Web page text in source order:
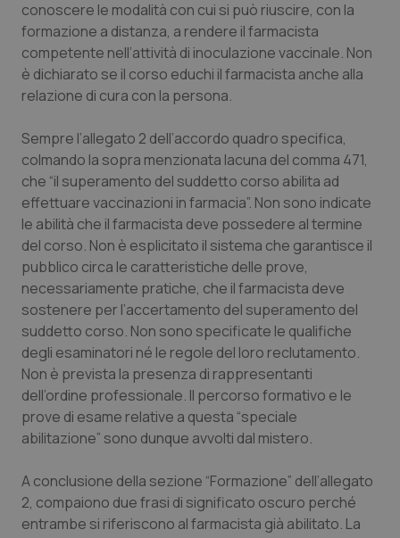
Veneto
Oncoematologia
Oncologia & Nutrizione
Psoriasi & pelle
Quotidiano Cardiologia
Quotidiano Chirurgia
Quotidiano Oncologia
Quotidiano Pediatria
Rene & patologie urogenitali
Salute orale & impianti
Sangue & coagulazione
Tiroide
Tumore al seno
conoscere le modalità con cui si può riuscire, con la
formazione a distanza, a rendere il farmacista
competente nell’attività di inoculazione vaccinale. Non
è dichiarato se il corso educhi il farmacista anche alla
relazione di cura con la persona.
Sempre l’allegato 2 dell’accordo quadro specifica,
colmando la sopra menzionata lacuna del comma 471,
che “il superamento del suddetto corso abilita ad
effettuare vaccinazioni in farmacia”. Non sono indicate
le abilità che il farmacista deve possedere al termine
del corso. Non è esplicitato il sistema che garantisce il
pubblico circa le caratteristiche delle prove,
necessariamente pratiche, che il farmacista deve
sostenere per l’accertamento del superamento del
suddetto corso. Non sono specificate le qualifiche
degli esaminatori né le regole del loro reclutamento.
Non è prevista la presenza di rappresentanti
dell’ordine professionale. Il percorso formativo e le
prove di esame relative a questa “speciale
abilitazione” sono dunque avvolti dal mistero.
A conclusione della sezione “Formazione” dell’allegato
2, compaiono due frasi di significato oscuro perché
entrambe si riferiscono al farmacista già abilitato. La